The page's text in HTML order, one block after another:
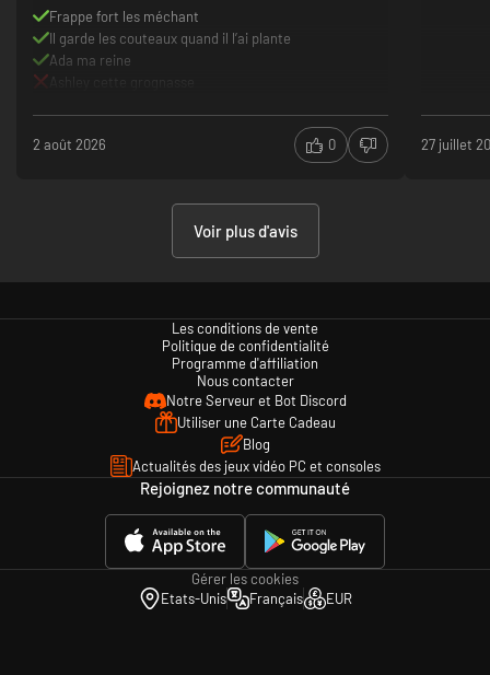
Frappe fort les méchant
Il garde les couteaux quand il l’ai plante
Ada ma reine
2 août 2026 0 27 juillet
Voir plus d'avis
Les conditions de vente
Politique de confidentialité
Programme d'affiliation
Nous contacter
Notre Serveur et Bot Discord
Utiliser une Carte Cadeau
Blog
Actualités des jeux vidéo PC et consoles
Rejoignez notre communauté
Gérer les cookies
Etats-Unis
Français EUR